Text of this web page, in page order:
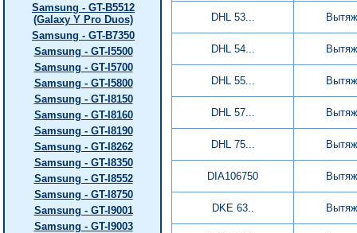
Samsung - GT-B5512
(Galaxy Y Pro Duos)
Samsung - GT-B7350
Samsung - GT-I5500
Samsung - GT-I5700
Samsung - GT-I5800
Samsung - GT-I8150
Samsung - GT-I8160
Samsung - GT-I8190
Samsung - GT-I8262
Samsung - GT-I8350
Samsung - GT-I8552
Samsung - GT-I8750
Samsung - GT-I9001
Samsung - GT-I9003
DHL 53...
DHL 54...
DHL 55...
DHL 57...
DHL 75...
DIA106750
DKE 63..